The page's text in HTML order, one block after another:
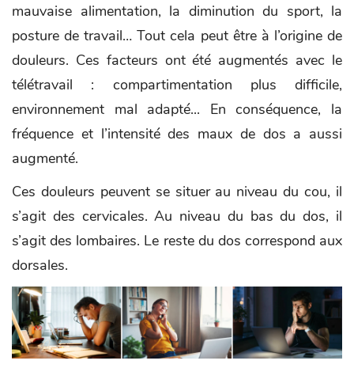
mauvaise alimentation, la diminution du sport, la
posture de travail… Tout cela peut être à l’origine de
douleurs. Ces facteurs ont été augmentés avec le
télétravail : compartimentation plus difficile,
environnement mal adapté... En conséquence, la
fréquence et l’intensité des maux de dos a aussi
augmenté.
Ces douleurs peuvent se situer au niveau du cou, il
s’agit des cervicales. Au niveau du bas du dos, il
s’agit des lombaires. Le reste du dos correspond aux
dorsales.